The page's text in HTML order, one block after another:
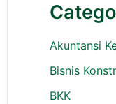
Akuntansi
Bisnis
BKK